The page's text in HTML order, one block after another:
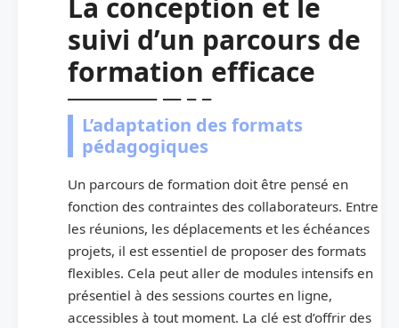
La conception et le
suivi d’un parcours de
formation efficace
L’adaptation des formats
pédagogiques
Un parcours de formation doit être pensé en
fonction des contraintes des collaborateurs. Entre
les réunions, les déplacements et les échéances
projets, il est essentiel de proposer des formats
flexibles. Cela peut aller de modules intensifs en
présentiel à des sessions courtes en ligne,
accessibles à tout moment. La clé est d’offrir des